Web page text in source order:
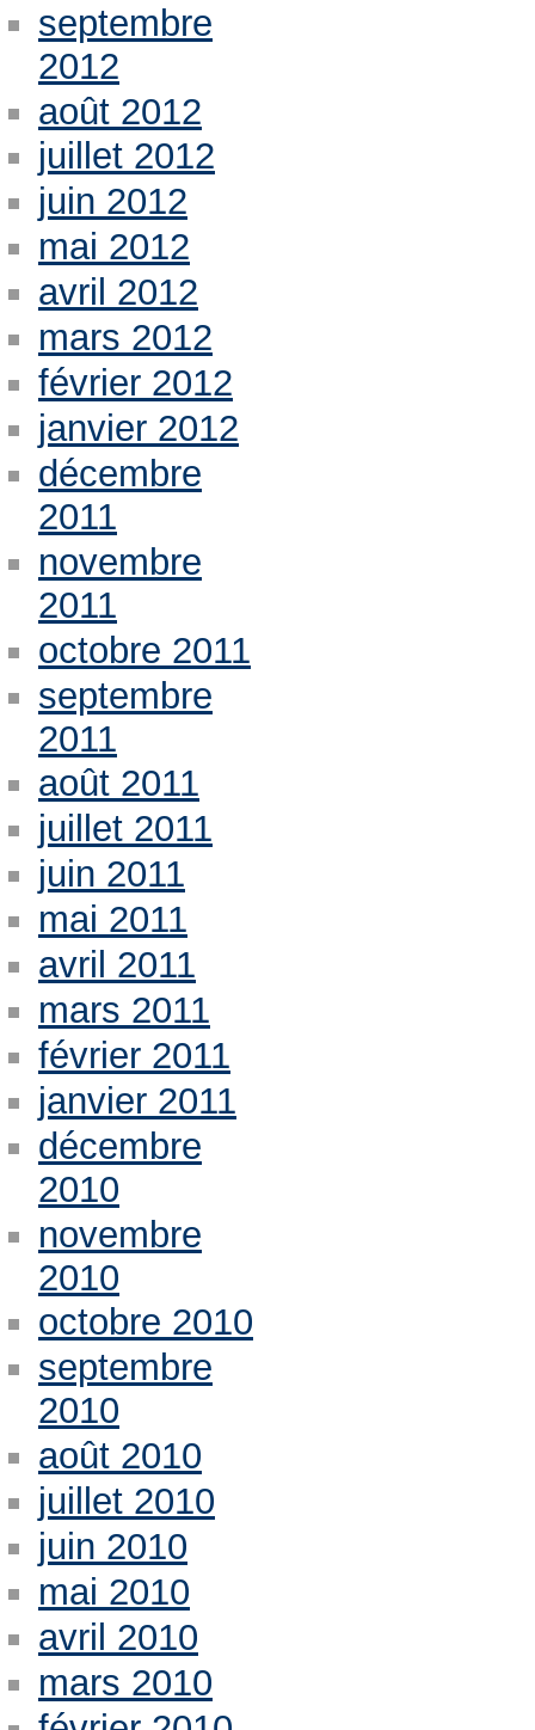
septembre
2012
août 2012
juillet 2012
juin 2012
mai 2012
avril 2012
mars 2012
février 2012
janvier 2012
décembre
2011
novembre
2011
octobre 2011
septembre
2011
août 2011
juillet 2011
juin 2011
mai 2011
avril 2011
mars 2011
février 2011
janvier 2011
décembre
2010
novembre
2010
octobre 2010
septembre
2010
août 2010
juillet 2010
juin 2010
mai 2010
avril 2010
mars 2010